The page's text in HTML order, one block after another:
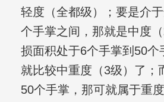
轻度（全都级）；要是介
个手掌之间，那就是中度
损面积处于6个手掌到50个
就比较中重度（3级）了；
50个手掌，那可就属于重